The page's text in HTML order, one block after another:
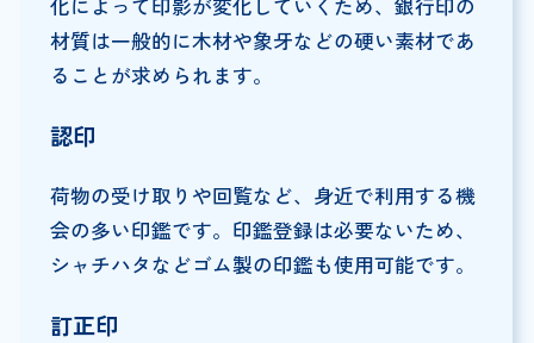
化によって印影が変化していくため、銀行印の
材質は一般的に木材や象牙などの硬い素材であ
ることが求められます。
認印
荷物の受け取りや回覧など、身近で利用する機
会の多い印鑑です。印鑑登録は必要ないため、
シャチハタなどゴム製の印鑑も使用可能です。
訂正印